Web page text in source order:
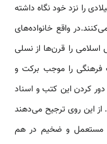
را نزد خود نگاه داشته
واقع خانواده‌های
را قرن‌ها از نسلی
فرهنگی را موجب برکت و
کردن این کتب و اسناد
از این روی ترجیح می‌دهند
مستعمل و ضخیم در هم